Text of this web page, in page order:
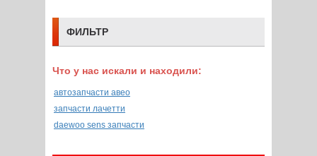
ФИЛЬТР
Что у нас искали и находили:
автозапчасти авео
запчасти лачетти
daewoo sens запчасти